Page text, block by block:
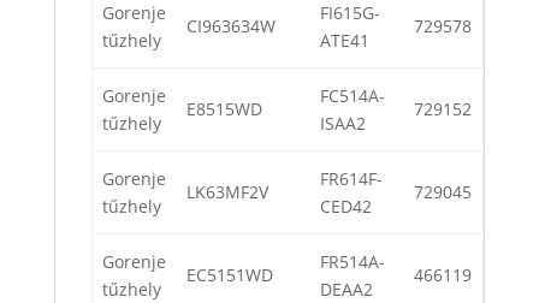
Gorenje
tűzhely
CI963634W
FI615G-
ATE41
729578
Gorenje
tűzhely
E8515WD
FC514A-
ISAA2
729152
Gorenje
tűzhely
LK63MF2V
FR614F-
CED42
729045
Gorenje
tűzhely
EC5151WD
FR514A-
DEAA2
466119